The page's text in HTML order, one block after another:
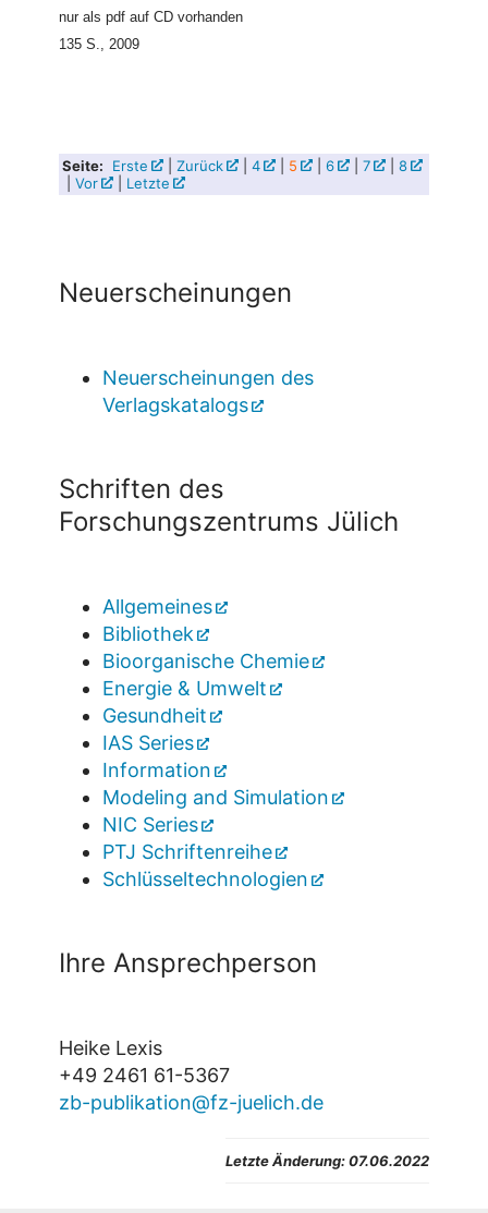
nur als pdf auf CD vorhanden
135 S., 2009
Seite: Erste Zurück 4 5 6 7
8
Vor Letzte
Neuerscheinungen
Neuerscheinungen des
Verlagskatalogs
Schriften des
Forschungszentrums Jülich
Allgemeines
Bibliothek
Bioorganische Chemie
Energie & Umwelt
Gesundheit
IAS Series
Information
Modeling and Simulation
NIC Series
PTJ Schriftenreihe
Schlüsseltechnologien
Ihre Ansprechperson
Heike Lexis
+49 2461 61-5367
zb-publikation@fz-juelich.de
Letzte Änderung: 07.06.2022